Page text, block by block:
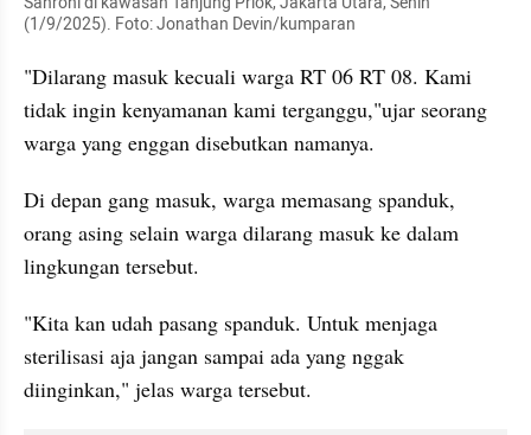
(1/9/2025). Foto: Jonathan Devin/kumparan
"Dilarang masuk kecuali warga RT 06 RT 08. Kami
tidak ingin kenyamanan kami terganggu,"ujar seorang
warga yang enggan disebutkan namanya.
Di depan gang masuk, warga memasang spanduk,
orang asing selain warga dilarang masuk ke dalam
lingkungan tersebut.
"Kita kan udah pasang spanduk. Untuk menjaga
sterilisasi aja jangan sampai ada yang nggak
diinginkan," jelas warga tersebut.